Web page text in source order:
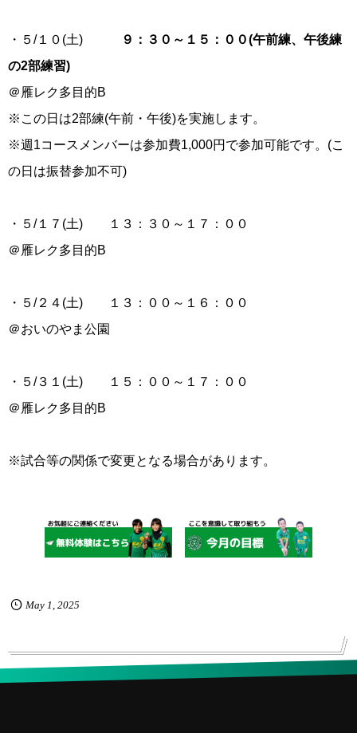
・５/１０(土)
９：３０～１５：００(午前練、午後練
の2部練習)
＠雁レク多目的B
※この日は2部練(午前・午後)を実施します。
※週1コースメンバーは参加費1,000円で参加可能です。(こ
の日は振替参加不可)
・５/１７(土) １３：３０～１７：００
＠雁レク多目的B
・５/２４(土) １３：００～１６：００
＠おいのやま公園
・５/３１(土) １５：００～１７：００
＠雁レク多目的B
※試合等の関係で変更となる場合があります。
May 1 2025